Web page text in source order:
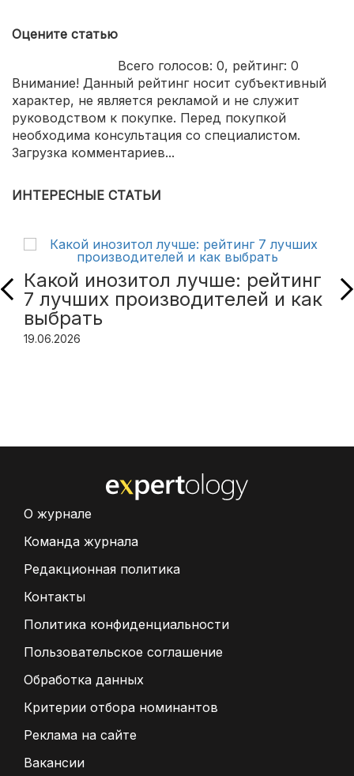
Оцените статью
Всего голосов: 0, рейтинг: 0
Внимание! Данный рейтинг носит субъективный
характер, не является рекламой и не служит
руководством к покупке. Перед покупкой
необходима консультация со специалистом.
Загрузка комментариев...
ИНТЕРЕСНЫЕ СТАТЬИ
Какой инозитол лучше: рейтинг
7 лучших производителей и как
выбрать
19.06.2026
О журнале
Команда журнала
Редакционная политика
Контакты
Политика конфиденциальности
Пользовательское соглашение
Обработка данных
Критерии отбора номинантов
Реклама на сайте
Вакансии